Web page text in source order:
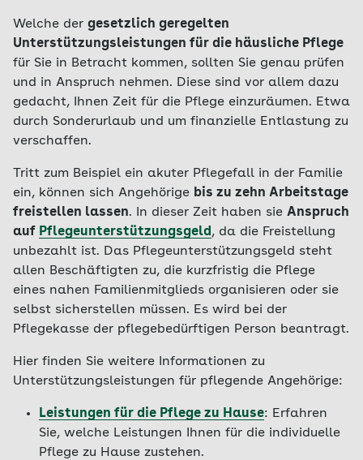
Welche der gesetzlich geregelten
Unterstützungsleistungen für die häusliche Pflege
für Sie in Betracht kommen, sollten Sie genau prüfen
und in Anspruch nehmen. Diese sind vor allem dazu
gedacht, Ihnen Zeit für die Pflege einzuräumen. Etwa
durch Sonderurlaub und um finanzielle Entlastung zu
verschaffen.
Tritt zum Beispiel ein akuter Pflegefall in der Familie
ein, können sich Angehörige bis zu zehn Arbeitstage
freistellen lassen. In dieser Zeit haben sie Anspruch
auf Pflegeunterstützungsgeld , da die Freistellung
unbezahlt ist. Das Pflegeunterstützungsgeld steht
allen Beschäftigten zu, die kurzfristig die Pflege
eines nahen Familienmitglieds organisieren oder sie
selbst sicherstellen müssen. Es wird bei der
Pflegekasse der pflegebedürftigen Person beantragt.
Hier finden Sie weitere Informationen zu
Unterstützungsleistungen für pflegende Angehörige:
Leistungen für die Pflege zu Hause: Erfahren
Sie, welche Leistungen Ihnen für die individuelle
Pflege zu Hause zustehen.